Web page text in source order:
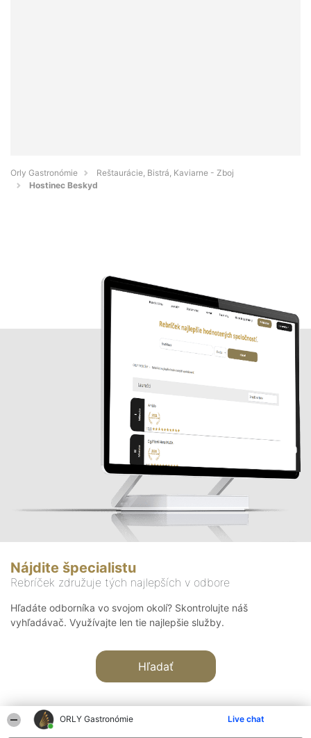
ORLY Gastronómie Live chat
Orly Gastronómie
Reštaurácie, Bistrá, Kaviarne - Zboj
Hostinec Beskyd
Nájdite špecialistu
Rebríček združuje tých najlepších v odbore
Hľadáte odborníka vo svojom okolí? Skontrolujte náš
vyhľadávač. Využívajte len tie najlepšie služby.
Hľadať